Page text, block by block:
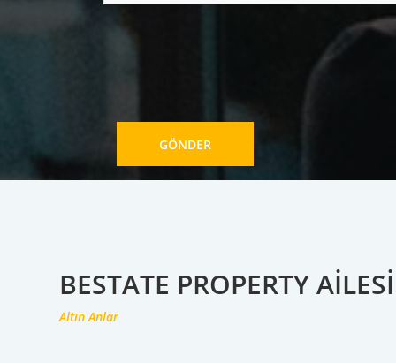
GÖNDER
BESTATE PROPERTY AILESI
Altın Anlar